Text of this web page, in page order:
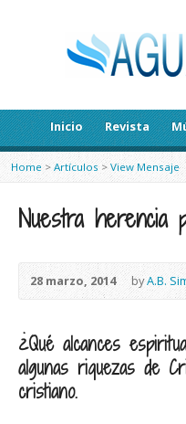
Inicio Revista
Home > Artículos > View Mensaje
Nuestra herencia
28 marzo, 2014 byA.B.
¿Qué alcances
algunas riquezas de
cristiano.